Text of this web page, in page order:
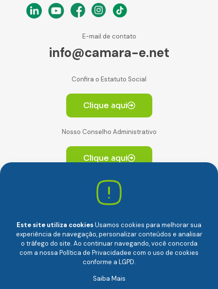
E-mail de contato
info@camara-e.net
Confira o Estatuto Social
Clique aqui
Nosso Conselho Administrativo
Clique aqui
Av. Paulista, 2064. Conjunto 14, (Edifício Paulista) -
CEP 01310-928 Consolação – São Paulo/SP
Câmara Brasileira da Economia Digital (camara-e.net) |
Este site utiliza cookiesUsamos cookies para melhorar sua
experiência de navegação, personalizar conteúdos e analisar
o tráfego do site. Ao continuar navegando, você concorda
com a nossa Política de Privacidadee com o uso de cookies
conforme a LGPD.
Saiba Mais